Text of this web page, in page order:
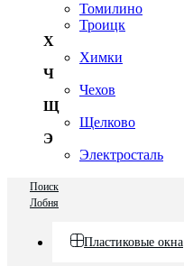
Томилино
Троицк
Х
Химки
Ч
Чехов
Щ
Щелково
Э
Электросталь
Поиск
Лобня
Пластиковые окна